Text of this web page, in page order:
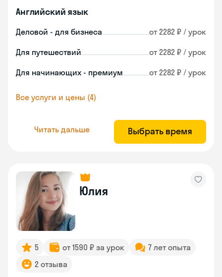
Английский язык
Деловой - для бизнеса от 2282 ₽ / урок
Для путешествий от 2282 ₽ / урок
Для начинающих - премиум от 2282 ₽ / урок
Все услуги и цены (4)
Читать дальше Выбрать время
Юлия
5 от 1590 ₽ за урок
7 лет опыта
2 отзыва